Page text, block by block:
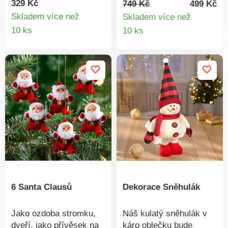
nejen během Vánoc.
329 Kč
Skladem více než
10 ks
nápad na výzdobu.
Pro vnitřní i venkovní
749 Kč
499 Kč
Skladem více než
10 ks
6 Santa Clausů
Jako ozdoba stromku,
dveří, jako přívěsek na
Dekorace Sněhulák
Náš kulatý sněhulák v
káro oblečku bude